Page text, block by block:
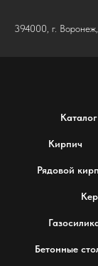
394000, г.
Каталог
Кирпич
Рядовой
Бетонные